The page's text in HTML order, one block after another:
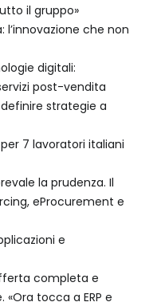
il gruppo»
che non
digitali:
post-vendita
strategie a
7 lavoratori italiani
la prudenza. Il
eProcurement e
e
completa e
«Ora tocca a ERP e